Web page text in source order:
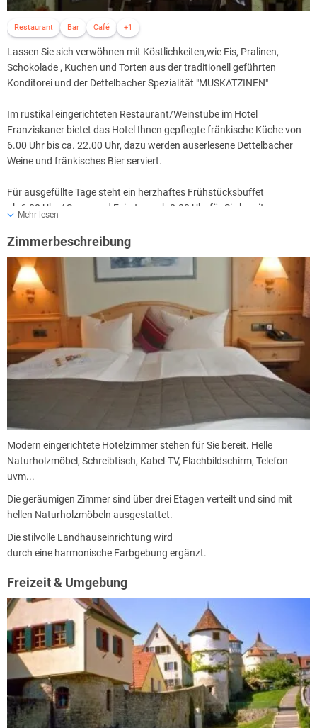
Restaurant Bar Café +1
Lassen Sie sich verwöhnen mit Köstlichkeiten,wie Eis, Pralinen,
Schokolade , Kuchen und Torten aus der traditionell geführten
Konditorei und der Dettelbacher Spezialität "MUSKATZINEN"
Im rustikal eingerichteten Restaurant/Weinstube im Hotel
Franziskaner bietet das Hotel Ihnen gepflegte fränkische Küche von
6.00 Uhr bis ca. 22.00 Uhr, dazu werden auserlesene Dettelbacher
Weine und fränkisches Bier serviert.
Für ausgefüllte Tage steht ein herzhaftes Frühstücksbuffet
ab 6.00 Uhr / Sonn- und Feiertags ab 8.00 Uhr für Sie bereit.
Große und kleine fränkische Spezialitäten,
z.B. "Blaue Zipfel",
gebackenen Camembert mit Preiselbeeren, Gerupfter, Flammkuchen,
Muskatzinenlendchen, Muskatzinenbratwürste uvm.!
Mehr lesen
Zimmerbeschreibung
Modern eingerichtete Hotelzimmer stehen für Sie bereit. Helle
Naturholzmöbel, Schreibtisch, Kabel-TV, Flachbildschirm, Telefon
uvm...
Die geräumigen Zimmer sind über drei Etagen verteilt und sind mit
hellen Naturholzmöbeln ausgestattet.
Die stilvolle Landhauseinrichtung wird
durch eine harmonische Farbgebung ergänzt.
Freizeit & Umgebung